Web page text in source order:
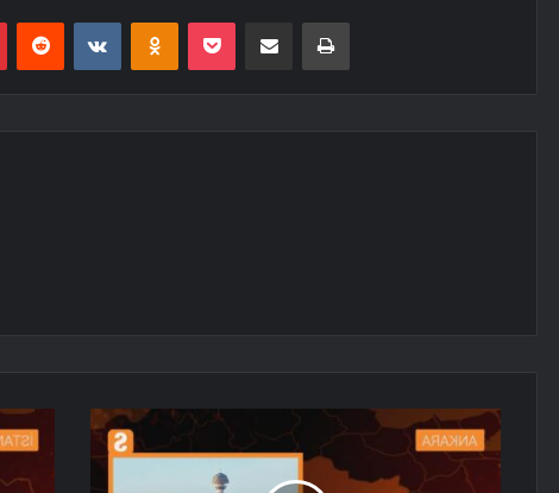
PinterestReddit VKontakteOdnoklassniki
Pocket E-Posta ile paylaş Yazdır